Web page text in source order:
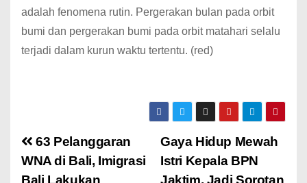
adalah fenomena rutin. Pergerakan bulan pada orbit
bumi dan pergerakan bumi pada orbit matahari selalu
terjadi dalam kurun waktu tertentu. (red)
Gaya Hidup Mewah
Istri Kepala BPN
Jaktim, Jadi Sorotan
63 Pelanggaran
WNA di Bali, Imigrasi
Bali Lakukan